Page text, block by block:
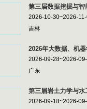
第三届数据挖掘与
2026-10-30~2026-
吉林
2026年大数据、机
2026-09-28~2026-
广东
第三届岩土力学与
2026-09-18~2026-